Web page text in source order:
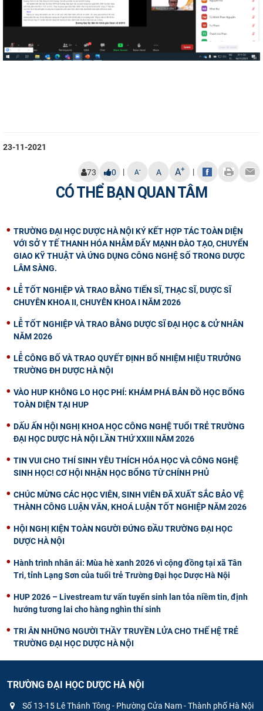
23-11-2021
73 0 | A- A A+ |
CÓ THỂ BẠN QUAN TÂM
TRƯỜNG ĐẠI HỌC DƯỢC HÀ NỘI KÝ KẾT HỢP TÁC TOÀN DIỆN
VỚI SỞ Y TẾ THANH HÓA NHẰM ĐẨY MẠNH ĐÀO TẠO, CHUYỂN
GIAO KỸ THUẬT VÀ ỨNG DỤNG CÔNG NGHỆ SỐ TRONG DƯỢC
LÂM SÀNG.
LỄ TỐT NGHIỆP VÀ TRAO BẰNG TIẾN SĨ, THẠC SĨ, DƯỢC SĨ
CHUYÊN KHOA II, CHUYÊN KHOA I NĂM 2026
LỄ TỐT NGHIỆP VÀ TRAO BẰNG DƯỢC SĨ ĐẠI HỌC & CỬ NHÂN
NĂM 2026
LỄ CÔNG BỐ VÀ TRAO QUYẾT ĐỊNH BỔ NHIỆM HIỆU TRƯỞNG
TRƯỜNG ĐH DƯỢC HÀ NỘI
VÀO HUP KHÔNG LO HỌC PHÍ: KHÁM PHÁ BẢN ĐỒ HỌC BỔNG
TOÀN DIỆN TẠI HUP
DẤU ẤN HỘI NGHỊ KHOA HỌC CÔNG NGHỆ TUỔI TRẺ TRƯỜNG
ĐẠI HỌC DƯỢC HÀ NỘI LẦN THỨ XXIII NĂM 2026
TIN VUI CHO THÍ SINH YÊU THÍCH HÓA HỌC VÀ CÔNG NGHỆ
SINH HỌC! CƠ HỘI NHẬN HỌC BỔNG TỪ CHÍNH PHỦ
CHÚC MỪNG CÁC HỌC VIÊN, SINH VIÊN ĐÃ XUẤT SẮC BẢO VỆ
THÀNH CÔNG LUẬN VĂN, KHOÁ LUẬN TỐT NGHIỆP NĂM 2026
HỘI NGHỊ KIỆN TOÀN NGƯỜI ĐỨNG ĐẦU TRƯỜNG ĐẠI HỌC
DƯỢC HÀ NỘI
Hành trình nhân ái: Mùa hè xanh 2026 vì cộng đồng tại xã Tân
Tri, tỉnh Lạng Sơn của tuổi trẻ Trường Đại học Dược Hà Nội
HUP 2026 – Livestream tư vấn tuyển sinh lan tỏa niềm tin, định
hướng tương lai cho hàng nghìn thí sinh
TRI ÂN NHỮNG NGƯỜI THẦY TRUYỀN LỬA CHO THẾ HỆ TRẺ
TRƯỜNG ĐẠI HỌC DƯỢC HÀ NỘI
TRƯỜNG ĐẠI HỌC DƯỢC HÀ NỘI
Số 13-15 Lê Thánh Tông - Phường Cửa Nam - Thành phố Hà Nội